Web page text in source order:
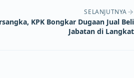
SELANJUTNYA
KPK Bongkar Dugaan Jual Beli
Jabatan di Langkat